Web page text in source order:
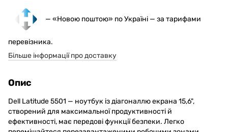
— «Новою поштою» по Україні — за тарифами
перевізника.
Більше інформації про доставку
Опис
Dell Latitude 5501 — ноутбук із діагоналлю екрана 15,6",
створений для максимальної продуктивності й
ефективності, має передові функції безпеки. Легко